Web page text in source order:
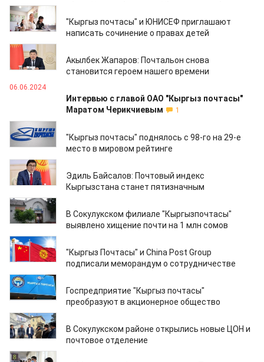
24.08.2024
"Кыргыз почтасы" и ЮНИСЕФ приглашают
написать сочинение о правах детей
26.07.2024
Акылбек Жапаров: Почтальон снова
становится героем нашего времени
06.06.2024
Интервью с главой ОАО "Кыргыз почтасы"
Маратом Черикчиевым
1
25.05.2024
"Кыргыз почтасы" поднялось с 98-го на 29-е
место в мировом рейтинге
01.12.2023
Эдиль Байсалов: Почтовый индекс
Кыргызстана станет пятизначным
07.12.2022
В Сокулукском филиале "Кыргызпочтасы"
выявлено хищение почти на 1 млн сомов
28.04.2022
"Кыргыз Почтасы" и China Post Group
подписали меморандум о сотрудничестве
19.04.2022
Госпредприятие "Кыргыз почтасы"
преобразуют в акционерное общество
14.02.2022
В Сокулукском районе открылись новые ЦОН и
почтовое отделение
24.01.2022